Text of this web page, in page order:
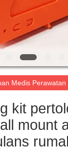
Medis Perawatan
kit
mount